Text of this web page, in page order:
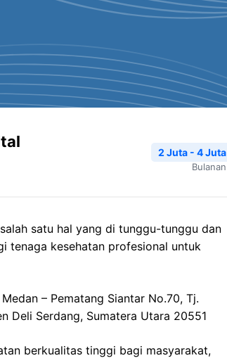
2 Juta - 4 Juta
Bulanan
satu hal yang di tunggu-tunggu dan
tenaga kesehatan profesional untuk
– Pematang Siantar No.70, Tj.
Deli Serdang, Sumatera Utara 20551
berkualitas tinggi bagi masyarakat,